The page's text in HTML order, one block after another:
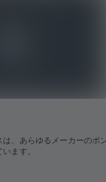
、あらゆるメーカーのポ
ます。